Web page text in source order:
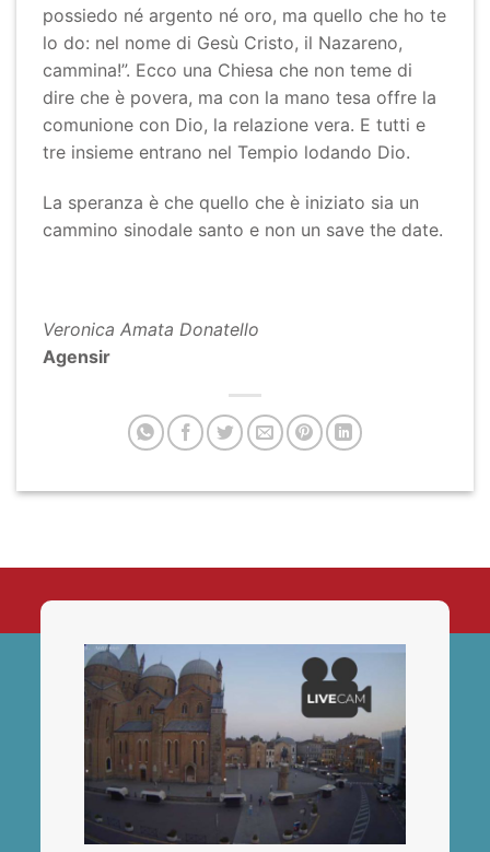
possiedo né argento né oro, ma quello che ho te
lo do: nel nome di Gesù Cristo, il Nazareno,
cammina!”. Ecco una Chiesa che non teme di
dire che è povera, ma con la mano tesa offre la
comunione con Dio, la relazione vera. E tutti e
tre insieme entrano nel Tempio lodando Dio.
La speranza è che quello che è iniziato sia un
cammino sinodale santo e non un save the date.
Veronica Amata Donatello
Agensir